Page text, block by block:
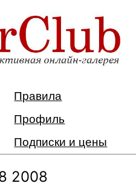
Правила
Профиль
Подписки и цены
2008